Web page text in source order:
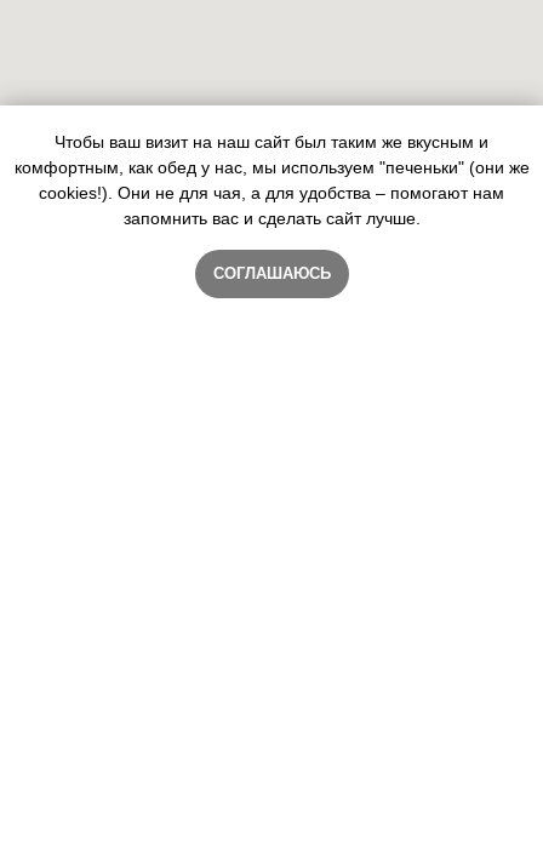
Чтобы ваш визит на наш сайт был таким же вкусным и
комфортным, как обед у нас, мы используем "печеньки" (они же
cookies!). Они не для чая, а для удобства – помогают нам
запомнить вас и сделать сайт лучше.
СОГЛАШАЮСЬ